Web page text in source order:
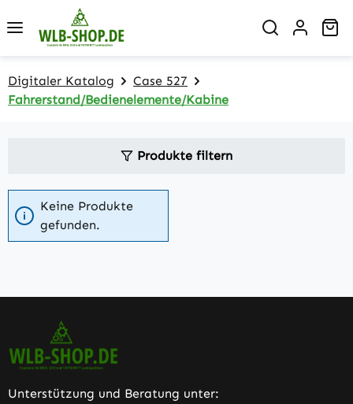
Zum Hauptinhalt springen
Digitaler Katalog
Case 527
Fahrerstand/Bedienelemente/Kabine
Produkte filtern
Keine Produkte
gefunden.
Unterstützung und Beratung unter: